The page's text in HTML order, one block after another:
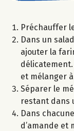
Préchauffer
Dans un
ajouter la
délicatement.
et mélanger
Séparer le
restant dans
Dans
d’amande et